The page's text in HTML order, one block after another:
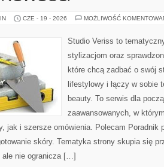
CZE - 19 - 2026 MOŻLIWOŚĆ
Studio Veriss to
stylizacjom oraz
które chcą zadbać o swój
lifestylowy i łączy w sobie
beauty. To serwis dla
zaawansowanych, w
jak i szersze omówienia. Polecam
skóry. Tematyka strony skupia się
ale nie ogranicza […]